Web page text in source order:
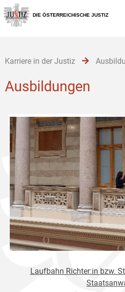
Zur
Hauptnavigation
[1]
Zum
Inhalt
[2]
Zum
Untermenü
[3]
DIE ÖSTERREICHISCHE JUSTIZ
Karriere in der Justiz
Ausbildungen
Laufbahn Richter:in bzw.